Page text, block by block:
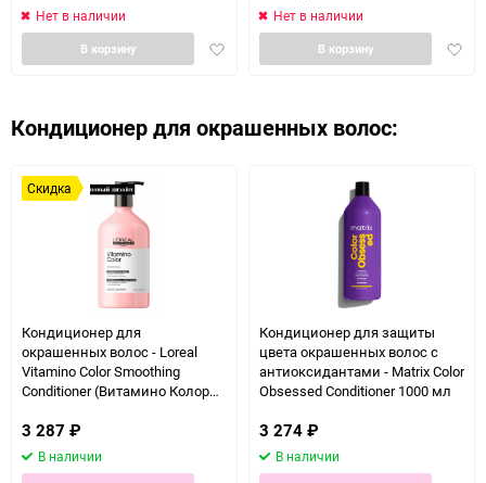
Нет в наличии
Добавить
В корзину
Нет в наличии
В корзину
Кондиционер для окрашенных волос:
Скидка
Кондиционер для
окрашенных волос - Loreal
Vitamino Color Smoothing
Conditioner (Витамино Колор
3 287 ₽
В наличии
Кондиционер для защиты
цвета окрашенных волос с
антиоксидантами - Matrix Color
Obsessed Conditioner 1000 мл
3 274 ₽
В наличии